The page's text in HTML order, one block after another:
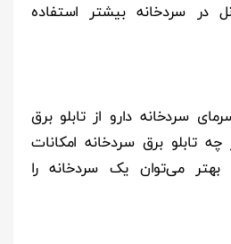
در سردخانه بیشتر استفاده
سردخانه دارو از تابلو برق
تابلو برق سردخانه امکانات
بهتر می‌توان یک سردخانه را